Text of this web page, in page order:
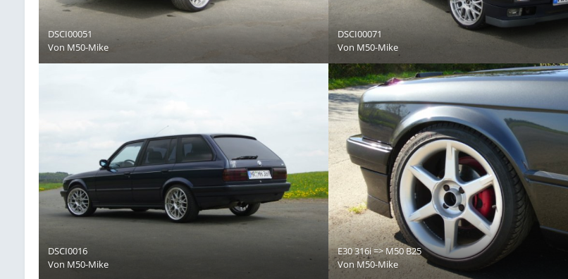
DSCI00051
Von M50-Mike
DSCI00071
Von M50-Mike
DSCI0016
Von M50-Mike
E30 316i => M50 B25
VonM50-Mike